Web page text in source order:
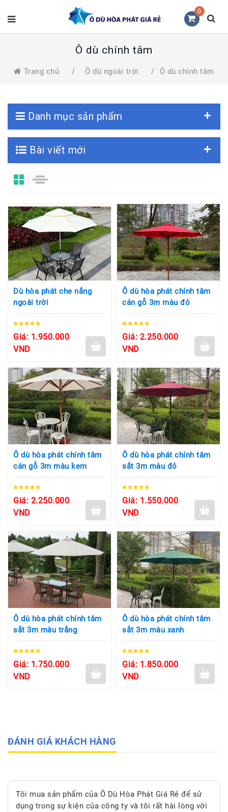
0
Ô dù chính tâm
Trang chủ / Ô dù ngoài trời / Ô dù chính tâm
Danh mục sản phẩm
Bài viết mới
Dù hòa phát che nắng
ngoài trời
Giá: 1.950.000
VND
Ô dù hòa phát chính tâm
cán gỗ 3m màu đỏ
Giá: 2.250.000
VND
Ô dù hòa phát chính tâm
cán gỗ 3m màu kem
Giá: 2.250.000
VND
Ô dù hòa phát chính tâm
sắt 3m màu đỏ
Giá: 1.550.000
VND
Ô dù hòa phát chính tâm
sắt 3m màu trắng
Giá: 1.750.000
VND
Ô dù hòa phát chính tâm
sắt 3m màu xanh
Giá: 1.850.000
VND
ĐÁNH GIÁ KHÁCH HÀNG
Tôi mua sản phẩm của Ô Dù Hòa Phát Giá Rẻ để sử
dụng trong sự kiện của công ty và tôi rất hài lòng với